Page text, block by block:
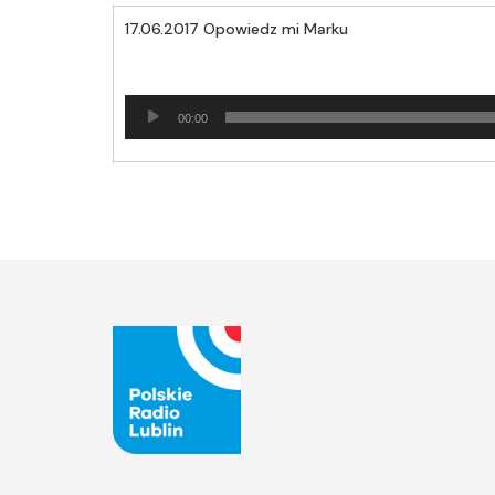
17.06.2017 Opowiedz mi Marku
plików
00:00